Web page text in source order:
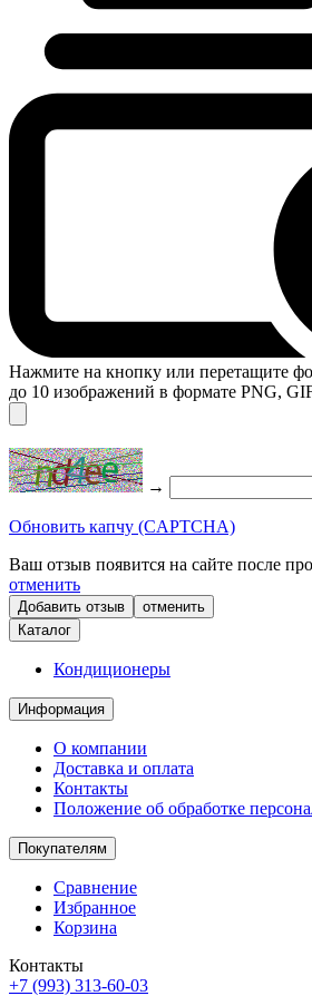
Нажмите на кнопку или перетащите
до 10 изображений в формате PNG,
→
Обновить капчу (CAPTCHA)
Ваш отзыв появится на сайте после
отменить
отменить
Каталог
Кондиционеры
Информация
О компании
Доставка и оплата
Контакты
Положение об обработке
Покупателям
Сравнение
Избранное
Корзина
Контакты
+7 (993) 313-60-03